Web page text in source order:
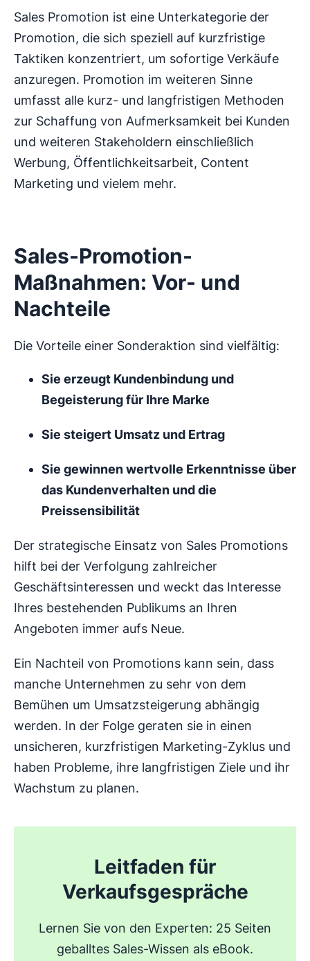
Sales Promotion ist eine Unterkategorie der
Promotion, die sich speziell auf kurzfristige
Taktiken konzentriert, um sofortige Verkäufe
anzuregen. Promotion im weiteren Sinne
umfasst alle kurz- und langfristigen Methoden
zur Schaffung von Aufmerksamkeit bei Kunden
und weiteren Stakeholdern einschließlich
Werbung, Öffentlichkeitsarbeit, Content
Marketing und vielem mehr.
Sales-Promotion-
Maßnahmen: Vor- und
Nachteile
Die Vorteile einer Sonderaktion sind vielfältig:
Sie erzeugt Kundenbindung und
Begeisterung für Ihre Marke
Sie steigert Umsatz und Ertrag
Sie gewinnen wertvolle Erkenntnisse über
das Kundenverhalten und die
Preissensibilität
Der strategische Einsatz von Sales Promotions
hilft bei der Verfolgung zahlreicher
Geschäftsinteressen und weckt das Interesse
Ihres bestehenden Publikums an Ihren
Angeboten immer aufs Neue.
Ein Nachteil von Promotions kann sein, dass
manche Unternehmen zu sehr von dem
Bemühen um Umsatzsteigerung abhängig
werden. In der Folge geraten sie in einen
unsicheren, kurzfristigen Marketing-Zyklus und
haben Probleme, ihre langfristigen Ziele und ihr
Wachstum zu planen.
Leitfaden für
Verkaufsgespräche
Lernen Sie von den Experten: 25 Seiten
geballtes Sales-Wissen als eBook.